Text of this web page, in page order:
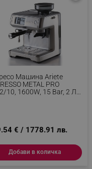
Машина Ariete
METAL PRO
10, 1600W, 15 Bar, 2 Л,
€ / 1778.91 лв.
Добави в количка
.alleop.bg
.alleop.bg
.alleop.bg
.alleop.bg
.alleop.bg